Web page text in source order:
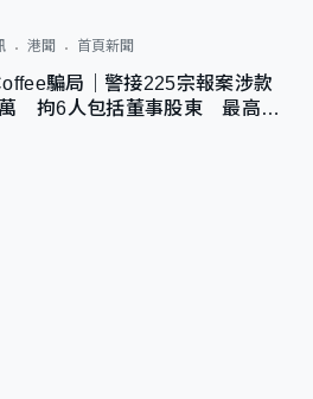
港聞 首頁新聞
騙局｜警接225宗報案涉款
拘6人包括董事股東 最高金